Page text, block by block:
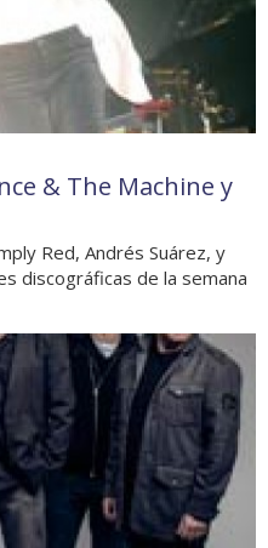
& The Machine y
Red, Andrés Suárez, y
discográficas de la semana